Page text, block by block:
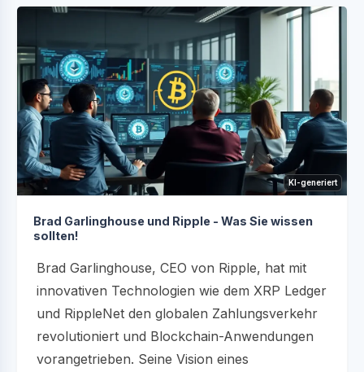
KI-generiert
Brad Garlinghouse und Ripple - Was Sie wissen
sollten!
Brad Garlinghouse, CEO von Ripple, hat mit
innovativen Technologien wie dem XRP Ledger
und RippleNet den globalen Zahlungsverkehr
revolutioniert und Blockchain-Anwendungen
vorangetrieben. Seine Vision eines